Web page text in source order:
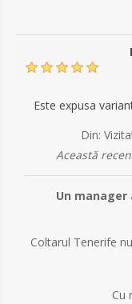
Este expusa
Din:
Această
Un manager
Coltarul Tenerife
Cu